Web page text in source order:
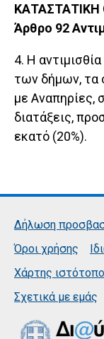
ΚΑΤΑΣΤΑΤΙΚΗ
Άρθρο 92
4. Η
των δήμων, τα
με Αναπηρίες,
διατάξεις,
εκατό (20%).
Δήλωση
Όροι χρήσης
Χάρτης
Σχετικά με εμάς